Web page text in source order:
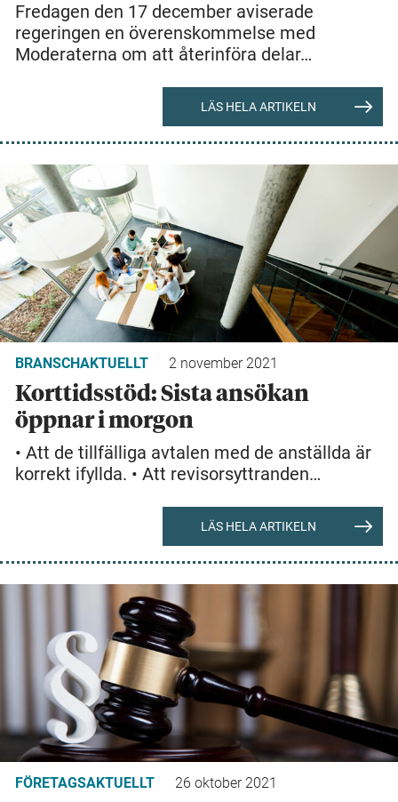
Fredagen den 17 december aviserade
regeringen en överenskommelse med
Moderaterna om att återinföra delar…
LÄS HELA ARTIKELN
BRANSCHAKTUELLT 2 november 2021
Korttidsstöd: Sista ansökan
öppnar i morgon
• Att de tillfälliga avtalen med de anställda är
korrekt ifyllda. • Att revisorsyttranden…
LÄS HELA ARTIKELN
FÖRETAGSAKTUELLT 26 oktober 2021